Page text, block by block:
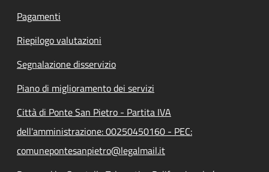
Pagamenti
Riepilogo valutazioni
Segnalazione disservizio
Piano di miglioramento dei servizi
Città di Ponte San Pietro - Partita IVA
dell'amministrazione: 00250450160 - PEC:
comunepontesanpietro@legalmail.it